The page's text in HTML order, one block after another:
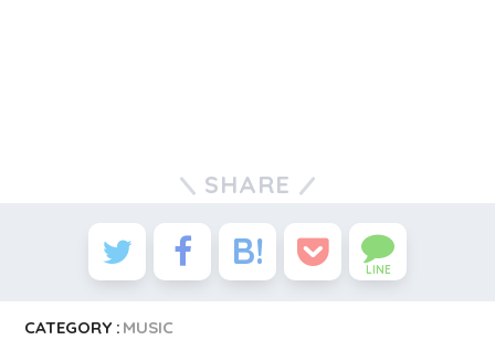
SHARE
LINE
CATEGORY : MUSIC